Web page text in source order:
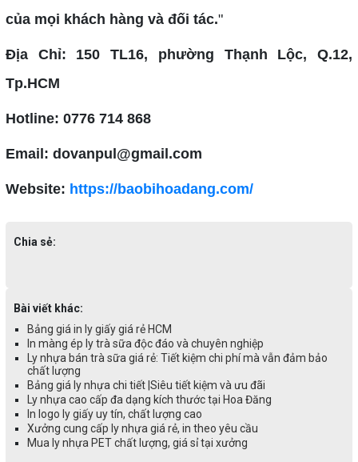
của mọi khách hàng và đối tác."
Địa Chỉ: 150 TL16, phường Thạnh Lộc, Q.12,
Tp.HCM
Hotline: 0776 714 868
Email: dovanpul@gmail.com
Website: https://baobihoadang.com/
Chia sẻ:
Bài viết khác:
Bảng giá in ly giấy giá rẻ HCM
In màng ép ly trà sữa độc đáo và chuyên nghiệp
Ly nhựa bán trà sữa giá rẻ: Tiết kiệm chi phí mà vẫn đảm bảo
chất lượng
Bảng giá ly nhựa chi tiết |Siêu tiết kiệm và ưu đãi
Ly nhựa cao cấp đa dạng kích thước tại Hoa Đăng
In logo ly giấy uy tín, chất lượng cao
Xưởng cung cấp ly nhựa giá rẻ, in theo yêu cầu
Mua ly nhựa PET chất lượng, giá sỉ tại xưởng